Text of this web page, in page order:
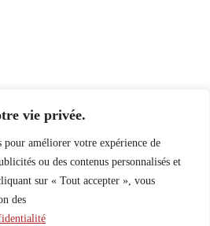
vie privée.
pour améliorer votre expérience de
ou des contenus personnalisés et
sur « Tout accepter », vous
des